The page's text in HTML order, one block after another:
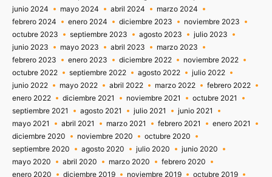
junio 2024
mayo 2024 abril 2024
marzo 2024
febrero 2024
enero 2024 diciembre 2023
noviembre 2023
octubre 2023
septiembre 2023 agosto 2023
julio 2023
junio 2023
mayo 2023 abril 2023
marzo 2023
febrero 2023
enero 2023 diciembre 2022
noviembre 2022
octubre 2022
septiembre 2022 agosto 2022
julio 2022
junio 2022
mayo 2022 abril 2022 marzo 2022
febrero 2022
enero 2022
diciembre 2021 noviembre 2021
octubre 2021
septiembre 2021
agosto 2021 julio 2021
junio 2021
mayo 2021
abril 2021 marzo 2021 febrero 2021
enero 2021
diciembre 2020
noviembre 2020
octubre 2020
septiembre 2020
agosto 2020 julio 2020
junio 2020
mayo 2020
abril 2020 marzo 2020
febrero 2020
enero 2020
diciembre 2019 noviembre 2019
octubre 2019